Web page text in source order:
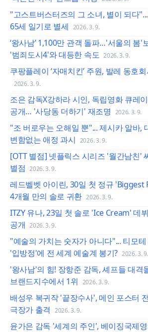
"고스트버스터즈의 그 소녀, 별이 되다
65세 일기로 별세 2026. 3. 9.
‘왕사남’ 1,100만 관객 돌파…'서울의 봄'
'범죄도시4'와 대등한 속도 2026. 3. 9.
쿠팡플레이 ‘자매치킨’ 주원, 발레 동호
2026. 3. 9.
조은 감독X강하라 시인, 독립영화 큐레이
공개… '사당동 더하기' 재조명 2026. 3. 9.
"조 버로우는 오해일 뿐"... 제시카 알바,
변함없는 애정 과시 2026. 3. 9.
[OTT 별점] 넷플릭스 시리즈 '월간남친'
별점 2026. 3. 9.
레드벨벳 아이린, 30일 첫 정규 'Biggest
4개월 만의 솔로 귀환 2026. 3. 9.
ITZY 유나, 23일 첫 솔로 'Ice Cream' 데
공개 2026. 3. 9.
"예술의 가치는 숫자가 아니다"... 티모
'입방정'에 전 세계 예술계 봉기? 2026. 3. 9.
'왕사남'의 힘! 장항준 감독, 셰프들 대격
브랜드지수에서 1위 2026. 3. 9.
배성우 복귀작 '끝장수사', 메인 포스터
극장가 출격 2026. 3. 9.
윤가은 감독 '세계의 주인', 베이징국제